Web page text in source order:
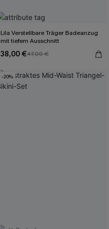
Lila Verstellbare Träger Badeanzug
mit tiefem Ausschnitt
38,00 €47,00 €
-20%